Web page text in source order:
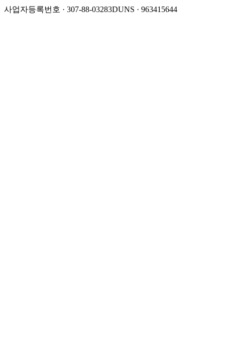
사업자등록번호 · 307-88-03283DUNS · 963415644